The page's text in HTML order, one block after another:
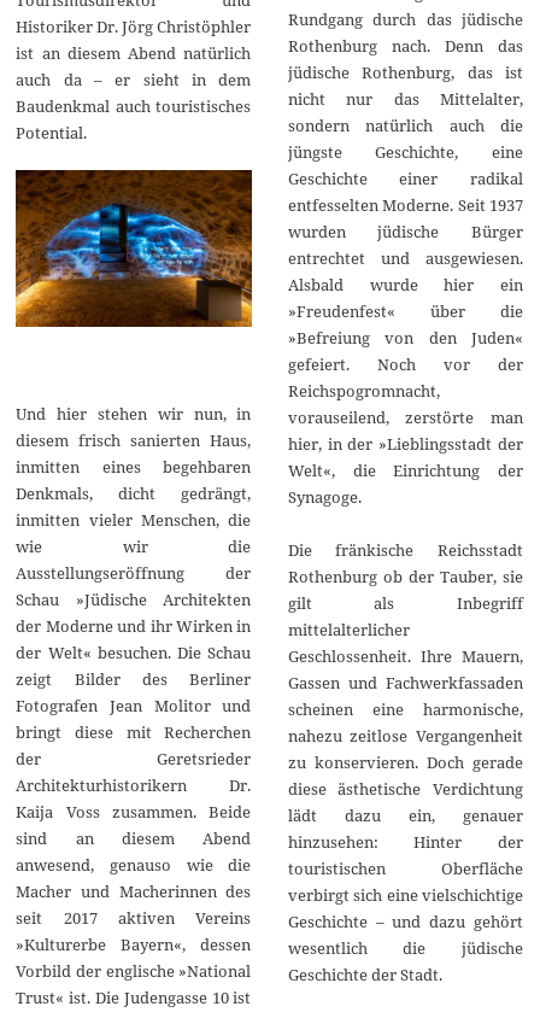
Historiker Dr. Jörg Christöphler
ist an diesem Abend natürlich
auch da – er sieht in dem
Baudenkmal auch touristisches
Potential.
Und hier stehen wir nun, in
diesem frisch sanierten Haus,
inmitten eines begehbaren
Denkmals, dicht gedrängt,
inmitten vieler Menschen, die
wie wir die
Ausstellungseröffnung der
Schau »Jüdische Architekten
der Moderne und ihr Wirken in
der Welt« besuchen. Die Schau
zeigt Bilder des Berliner
Fotografen Jean Molitor und
bringt diese mit Recherchen
der Geretsrieder
Architekturhistorikern Dr.
Kaija Voss zusammen. Beide
sind an diesem Abend
anwesend, genauso wie die
Macher und Macherinnen des
seit 2017 aktiven Vereins
»Kulturerbe Bayern«, dessen
Vorbild der englische »National
Trust« ist. Die Judengasse 10 ist
Rundgang durch das jüdische
Rothenburg nach. Denn das
jüdische Rothenburg, das ist
nicht nur das Mittelalter,
sondern natürlich auch die
jüngste Geschichte, eine
Geschichte einer radikal
entfesselten Moderne. Seit 1937
wurden jüdische Bürger
entrechtet und ausgewiesen.
Alsbald wurde hier ein
»Freudenfest« über die
»Befreiung von den Juden«
gefeiert. Noch vor der
Reichspogromnacht,
vorauseilend, zerstörte man
hier, in der »Lieblingsstadt der
Welt«, die Einrichtung der
Synagoge.
Die fränkische Reichsstadt
Rothenburg ob der Tauber, sie
gilt als Inbegriff
mittelalterlicher
Geschlossenheit. Ihre Mauern,
Gassen und Fachwerkfassaden
scheinen eine harmonische,
nahezu zeitlose Vergangenheit
zu konservieren. Doch gerade
diese ästhetische Verdichtung
lädt dazu ein, genauer
hinzusehen: Hinter der
touristischen Oberfläche
verbirgt sich eine vielschichtige
Geschichte – und dazu gehört
wesentlich die jüdische
Geschichte der Stadt.